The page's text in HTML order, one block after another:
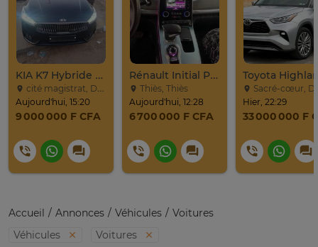
KIA K7 Hybride Full 2017
cité magistrat, Dakar
Aujourd'hui, 15:20
9 000 000 F CFA
Rénault Initial Paris 7 Places Très Propre
Thiès, Thiès
Aujourd'hui, 12:28
6 700 000 F CFA
Sacré-cœur,
Hier, 22:29
33 000 000 F
Accueil Annonces Véhicules
Voitures
Véhicules
Voitures